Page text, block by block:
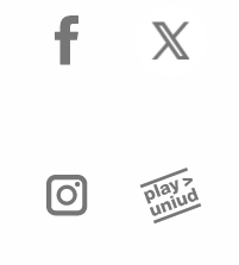
facebook